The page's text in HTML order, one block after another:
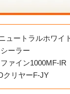
ュートラルホワイ
ーラー
ァイン1000MF-IR
リヤーF-JY